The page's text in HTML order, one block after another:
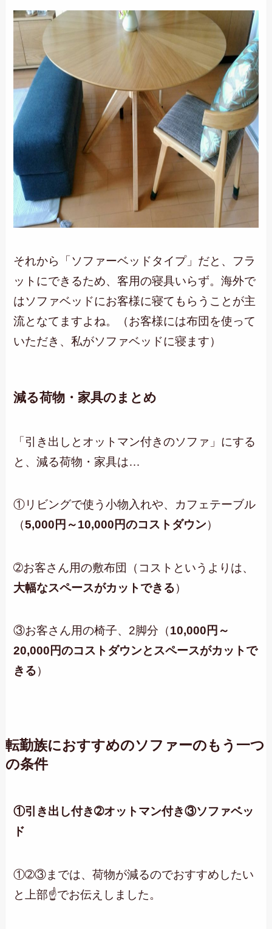
それから「ソファーベッドタイプ」だと、フラ
ットにできるため、客用の寝具いらず。海外で
はソファベッドにお客様に寝てもらうことが主
流となてますよね。（お客様には布団を使って
いただき、私がソファベッドに寝ます）
減る荷物・家具のまとめ
「引き出しとオットマン付きのソファ」にする
と、減る荷物・家具は…
①リビングで使う小物入れや、カフェテーブル
（5,000円～10,000円のコストダウン）
➁お客さん用の敷布団（コストというよりは、
大幅なスペースがカットできる）
③お客さん用の椅子、2脚分（10,000円～
20,000円のコストダウンとスペースがカットで
きる）
転勤族におすすめのソファーのもう一つ
の条件
①引き出し付き➁オットマン付き③ソファベッ
ド
①➁③までは、荷物が減るのでおすすめしたい
と上部☝でお伝えしました。